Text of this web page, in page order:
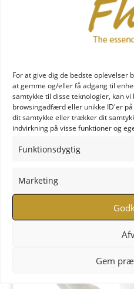
For at give dig de bedste oplevelser
at gemme og/eller få adgang til
samtykke til disse teknologier, kan
browsingadfærd eller unikke ID'er
dit samtykke eller trækker dit
indvirkning på visse funktioner og
Funktionsdygtig
Marketing
Gem
YOGA uddannelse - læs
YOGA Retreats